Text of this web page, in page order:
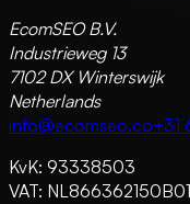
EcomSEO B.V.
Industrieweg 13
7102 DX Winterswijk
Netherlands
info@ecomseo.co+31
KvK: 93338503
VAT: NL866362150B01